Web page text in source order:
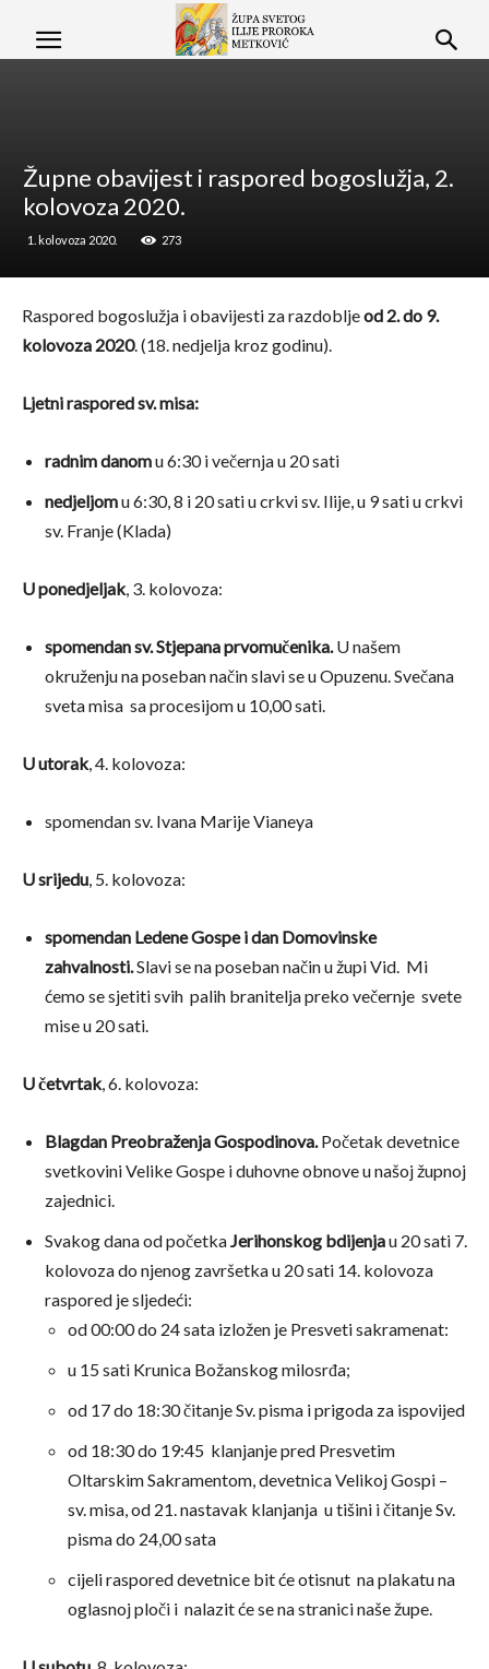
Župne obavijest i raspored bogoslužja, 2.
kolovoza 2020.
1. kolovoza 2020. 273
Raspored bogoslužja i obavijesti za razdobljeod 2. do 9.
kolovoza 2020. (18. nedjelja kroz godinu).
Ljetni raspored sv. misa:
radnim danomu 6:30 i večernja u 20 sati
nedjeljomu 6:30, 8 i 20 sati u crkvi sv. Ilije, u 9 sati u crkvi
sv. Franje (Klada)
U ponedjeljak, 3. kolovoza:
spomendan sv. Stjepana prvomučenika.U našem
okruženju na poseban način slavi se u Opuzenu. Svečana
sveta misa sa procesijom u 10,00 sati.
U utorak, 4. kolovoza:
spomendan sv. Ivana Marije Vianeya
U srijedu, 5. kolovoza:
spomendan Ledene Gospe i dan Domovinske
zahvalnosti.Slavi se na poseban način u župi Vid. Mi
ćemo se sjetiti svih palih branitelja preko večernje svete
mise u 20 sati.
Učetvrtak, 6. kolovoza:
Blagdan Preobraženja Gospodinova.Početak devetnice
svetkovini Velike Gospe i duhovne obnove u našoj župnoj
zajednici.
Svakog dana od početkaJerihonskog bdijenjau 20 sati 7.
kolovoza do njenog završetka u 20 sati 14. kolovoza
raspored je sljedeći:
od 00:00 do 24 sata izložen je Presveti sakramenat:
u 15 sati Krunica Božanskog milosrđa;
od 17 do 18:30 čitanje Sv. pisma i prigoda za ispovijed
od 18:30 do 19:45 klanjanje pred Presvetim
Oltarskim Sakramentom, devetnica Velikoj Gospi –
sv. misa, od 21. nastavak klanjanja u tišini i čitanje Sv.
pisma do 24,00 sata
cijeli raspored devetnice bit će otisnut na plakatu na
oglasnoj ploči i nalazit će se na stranici naše župe.